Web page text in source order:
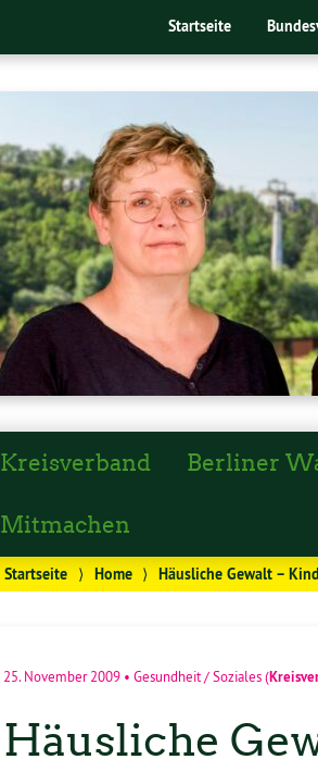
Startseite
Kreisverband Berliner
Mitmachen
Startseite ⟩ Home ⟩ Häusliche Gewalt –
25. November 2009 • Gesundheit / Soziales(
Häusliche